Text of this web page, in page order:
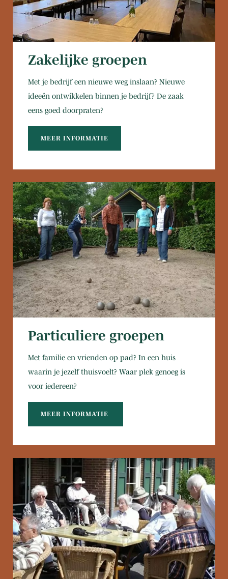
Zakelijke groepen
Met je bedrijf een nieuwe weg inslaan? Nieuwe
ideeën ontwikkelen binnen je bedrijf? De zaak
eens goed doorpraten?
MEER INFORMATIE
Particuliere groepen
Met familie en vrienden op pad? In een huis
waarin je jezelf thuisvoelt? Waar plek genoeg is
voor iedereen?
MEER INFORMATIE